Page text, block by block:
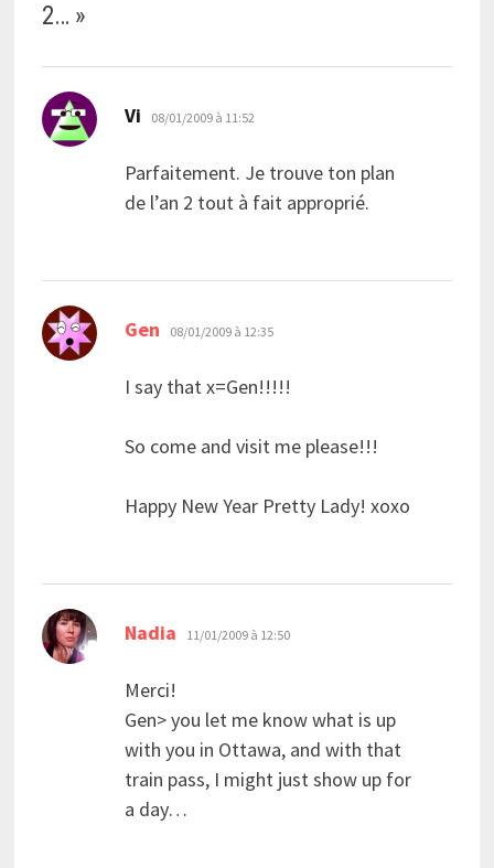
2… »
Vi dit :
08/01/2009 à 11:52
Parfaitement. Je trouve ton plan
de l’an 2 tout à fait approprié.
Gen dit :
08/01/2009 à 12:35
I say that x=Gen!!!!!
So come and visit me please!!!
Happy New Year Pretty Lady! xoxo
Nadia dit :
11/01/2009 à 12:50
Merci!
Gen> you let me know what is up
with you in Ottawa, and with that
train pass, I might just show up for
a day…